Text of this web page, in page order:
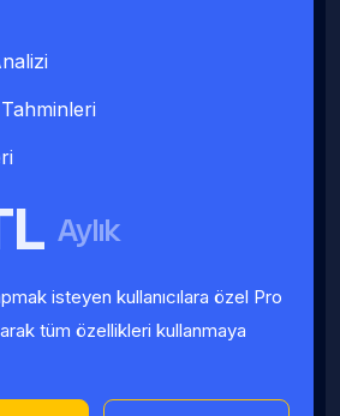
Aylık
isteyen kullanıcılara özel Pro
tüm özellikleri kullanmaya